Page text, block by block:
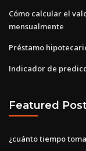
Cómo calcular el
mensualmente
Préstamo
Indicador de
Featured
¿cuánto tiempo